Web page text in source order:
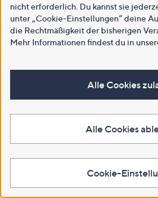
nicht erforderlich. Du kannst sie
unter „Cookie-Einstellungen“ deine
die Rechtmäßigkeit der bisherigen
Mehr Informationen findest du in
Alle Cookies
Alle Cookies
Cookie-